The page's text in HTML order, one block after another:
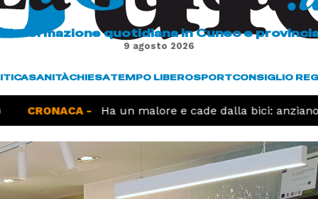
L'informazione quotidiana in Cuneo e
9 agosto 2026
SANITÀCHIESATEMPO LIBEROSPORTCONSIGLIO
CRONACA - Ha un malore e cade dalla bici: anziano